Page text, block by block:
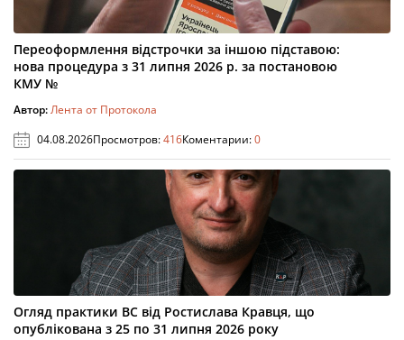
Переоформлення відстрочки за іншою підставою:
нова процедура з 31 липня 2026 р. за постановою
КМУ №
Автор:Лента от Протокола
04.08.2026Просмотров:416Коментарии:0
Огляд практики ВС від Ростислава Кравця, що
опублікована з 25 по 31 липня 2026 року